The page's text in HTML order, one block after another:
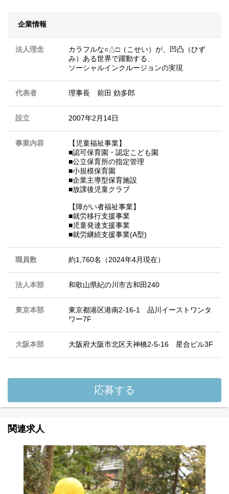
企業情報
法人理念
カラフルな○△□（こせい）が、凹凸（ひず
み）ある世界で躍動する、
ソーシャルインクルージョンの実現
代表者 理事長 前田 効多郎
設立 2007年2月14日
事業内容
【児童福祉事業】
■認可保育園・認定こども園
■公立保育所の指定管理
■小規模保育園
■企業主導型保育施設
■放課後児童クラブ
【障がい者福祉事業】
■就労移行支援事業
■児童発達支援事業
■就労継続支援事業(A型)
職員数 約1,760名（2024年4月現在）
法人本部 和歌山県紀の川市古和田240
東京本部
東京都港区港南2-16-1 品川イーストワンタ
ワー7F
大阪本部 大阪府大阪市北区天神橋2-5-16 星合ビル3F
応募する
関連求人